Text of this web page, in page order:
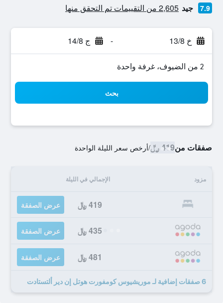
7.9 جيد 2,605 من التقييمات تم التحقق منها
خ 13/8 - ج 14/8
2 من الضيوف، غرفة واحدة
بحث
صفقات من419 ﷼ /أرخص سعر الليلة الواحدة
مزود الإجمالي في الليلة
419 ﷼ عرض الصفقة
435 ﷼ عرض الصفقة
481 ﷼ عرض الصفقة
6 صفقات إضافية لـ موريشيوس كومفورت هوتل إن دير ألتستادت